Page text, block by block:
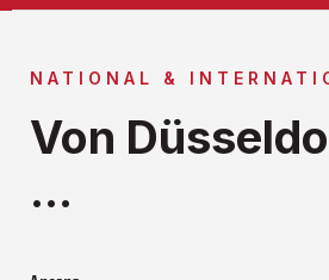
NATIONAL &
Von
...